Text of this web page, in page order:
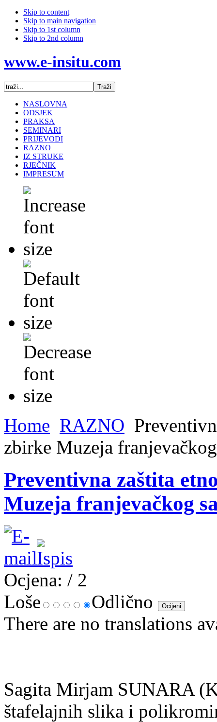
Skip to content
Skip to main navigation
Skip to 1st column
Skip to 2nd column
www.e-insitu.com
NASLOVNA
ODSJEK
PRAKSA
SEMINARI
PRIJEVODI
RAZNO
IZ STRUKE
RJEČNIK
IMPRESUM
Home RAZNO
zbirke Muzeja
Preventivna zaštita
Muzeja franjevačkog
Ocjena: / 2
Loše
Odlično
There are no translations
Sagita Mirjam SUNARA
štafelajnih slika i